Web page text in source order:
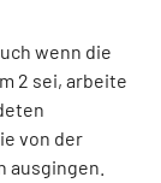
wenn die
2 sei, arbeite
von der
ausgingen.